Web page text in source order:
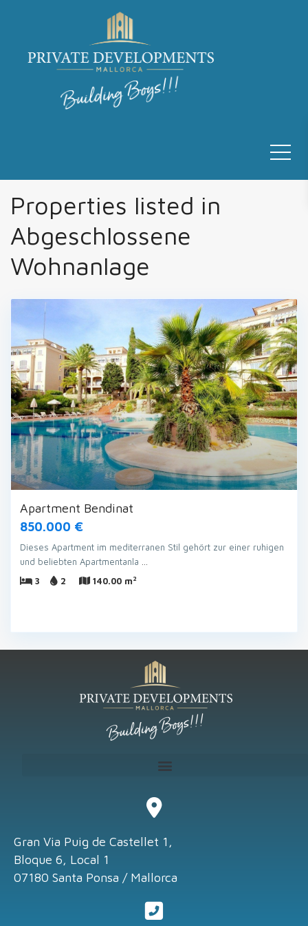
Properties listed in
Abgeschlossene
Wohnanlage
Apartment Bendinat
850.000 €
Dieses Apartment im mediterranen Stil gehört zur einer ruhigen
und beliebten Apartmentanla
3
2 140.00 m2
Gran Via Puig de Castellet 1,
Bloque 6, Local 1
07180 Santa Ponsa / Mallorca